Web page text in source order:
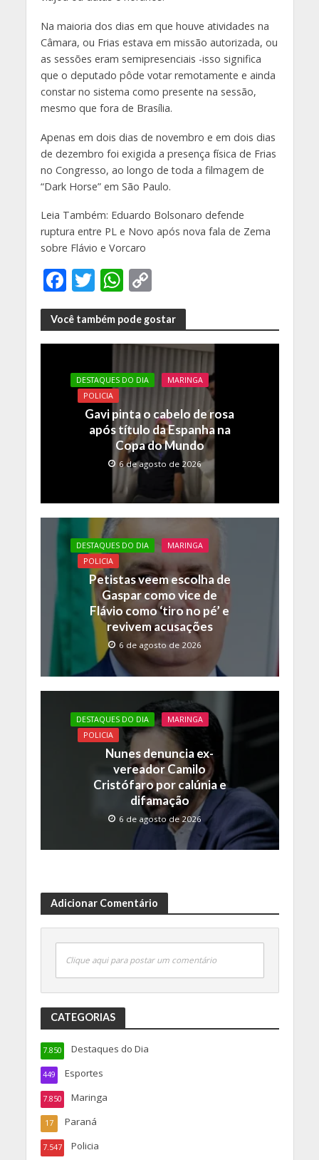
Na maioria dos dias em que houve atividades na
Câmara, ou Frias estava em missão autorizada, ou
as sessões eram semipresenciais -isso significa
que o deputado pôde votar remotamente e ainda
constar no sistema como presente na sessão,
mesmo que fora de Brasília.
Apenas em dois dias de novembro e em dois dias
de dezembro foi exigida a presença física de Frias
no Congresso, ao longo de toda a filmagem de
“Dark Horse” em São Paulo.
Leia Também: Eduardo Bolsonaro defende
ruptura entre PL e Novo após nova fala de Zema
sobre Flávio e Vorcaro
F
ac
e
b
o
o
T
w
itt
er
W
h
at
s
A
p
p
C
o
p
y
Li
n
k
Você também pode gostar
DESTAQUES DO DIA
MARINGA
POLICIA
Gavi pinta o cabelo de rosa
após título da Espanha na
Copa do Mundo
6 de agosto de 2026
DESTAQUES DO DIA
MARINGA
POLICIA
Petistas veem escolha de
Gaspar como vice de
Flávio como ‘tiro no pé’ e
revivem acusações
6 de agosto de 2026
DESTAQUES DO DIA
MARINGA
POLICIA
Nunes denuncia ex-
vereador Camilo
Cristófaro por calúnia e
difamação
6 de agosto de 2026
Adicionar Comentário
Clique aqui para postar um comentário
CATEGORIAS
Destaques do Dia
7.850
Esportes
449
Maringa
7.850
Paraná
17
Policia
7.547